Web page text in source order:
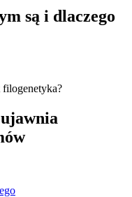
są i dlaczego